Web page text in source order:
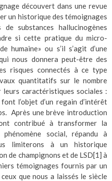
découvert dans une revue
un historique des témoignages
substances hallucinogènes
si cette pratique du micro-
humaine» ou s’il s’agit d’une
nous donnera peut-être des
risques connectés à ce type
quantitatifs sur le nombre
caractéristiques sociales :
l’objet d’un regain d’intérêt
Après une brève introduction
contribué à transformer la
social, répandu à
limiterons à un historique
de champignons et de LSD[1] à
témoignages fournis par un
que nous a laissés le siècle